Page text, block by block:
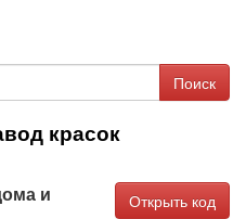
Поиск
красок
и
Открыть код